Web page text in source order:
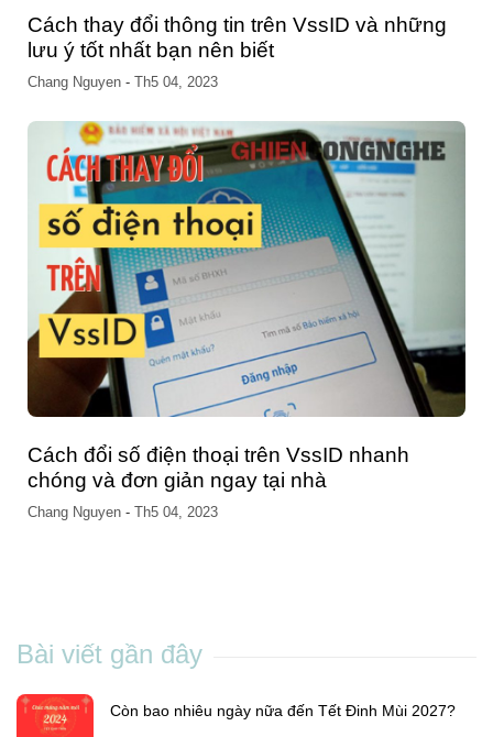
Cách thay đổi thông tin trên VssID và những
lưu ý tốt nhất bạn nên biết
Chang Nguyen - Th5 04, 2023
Cách đổi số điện thoại trên VssID nhanh
chóng và đơn giản ngay tại nhà
Chang Nguyen - Th5 04, 2023
Bài viết gần đây
Còn bao nhiêu ngày nữa đến Tết Đinh Mùi 2027?